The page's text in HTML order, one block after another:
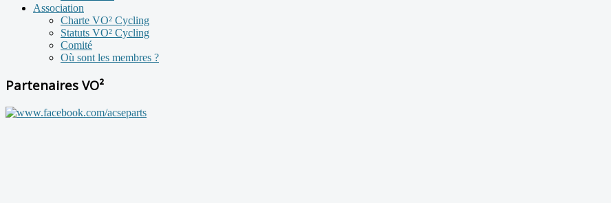
Association
Charte VO² Cycling
Statuts VO² Cycling
Comité
Où sont les membres ?
Partenaires VO²